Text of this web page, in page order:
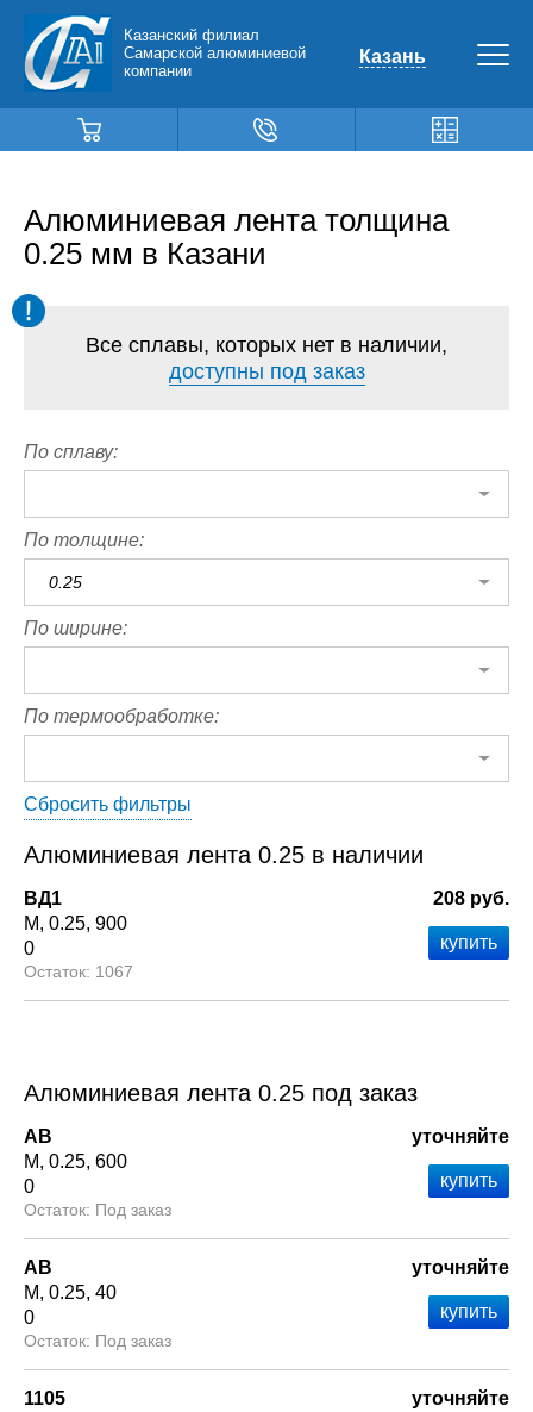
Казанский филиал
Самарской алюминиевой
компании
Казань
Алюминиевая лента толщина
0.25 мм в Казани
Все сплавы, которых нет в наличии,
доступны под заказ
По сплаву:
По толщине:
0.25
По ширине:
По термообработке:
Сбросить фильтры
Алюминиевая лента 0.25 в наличии
ВД1
М 0.25 900
0
1067
208 руб.
Алюминиевая лента 0.25 под заказ
АВ
М 0.25 600
0
Под заказ
уточняйте
АВ
М 0.25 40
0
Под заказ
уточняйте
1105
уточняйте